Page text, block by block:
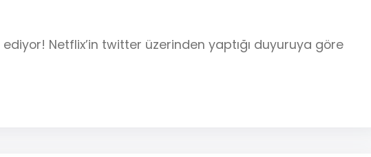
Netflix’in twitter üzerinden yaptığı duyuruya göre